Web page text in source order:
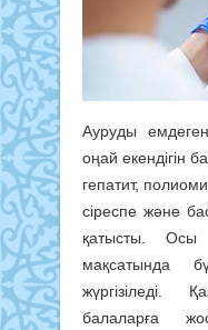
Ауруды
оңай екендігін
гепатит,
сіреспе және
қатысты.
мақсатында
жүргізіледі.
балаларға